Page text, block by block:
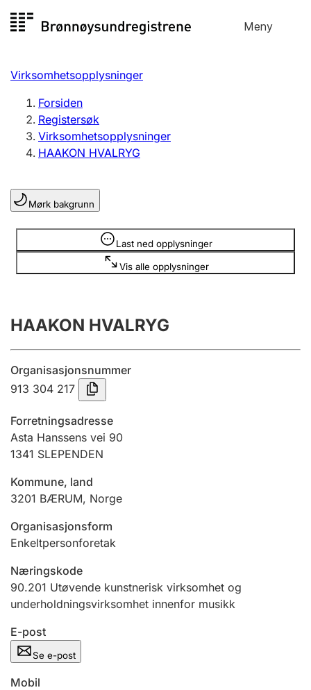
til
Meny
Registersøk
Aksjeselskap
Enkeltpersonforetak
Registrere, endre, slette
Lag og forening
Registrere, endre, slette
Årsregnskap
Innsending og forsinkelsesgebyr
Tinglysing
Jeger
Ektepaktveileder
Offentlig sektor
Andre tema
Virksomhetsopplysninger
Forsiden
Registersøk
Virksomhetsopplysninger
HAAKON HVALRYG
Mørk bakgrunn
Last ned opplysninger
Vis alle opplysninger
Opplysninger er skjult
HAAKON HVALRYG
Organisasjonsnummer
913 304 217
Forretningsadresse
Asta Hanssens vei 90
1341 SLEPENDEN
Kommune, land
3201 BÆRUM, Norge
Organisasjonsform
Enkeltpersonforetak
Næringskode
90.201 Utøvende kunstnerisk virksomhet og
underholdningsvirksomhet innenfor musikk
E-post
Se e-post
Mobil